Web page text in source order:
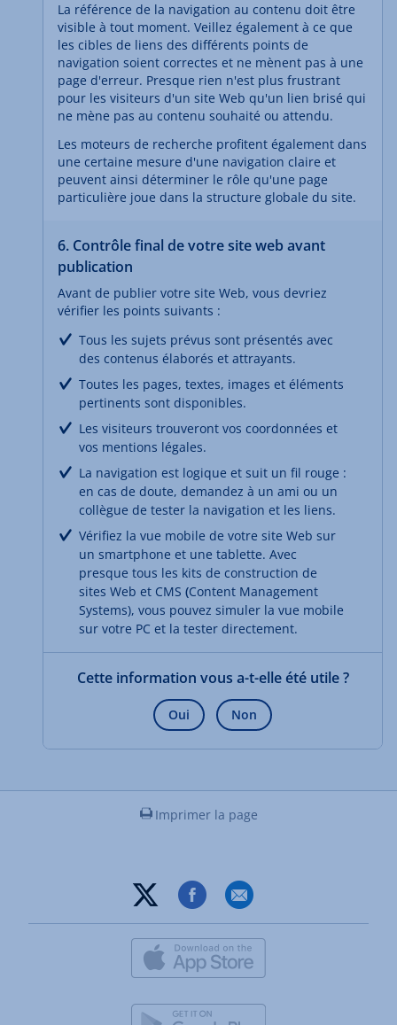
La référence de la navigation au contenu doit être
visible à tout moment. Veillez également à ce que
les cibles de liens des différents points de
navigation soient correctes et ne mènent pas à une
page d'erreur. Presque rien n'est plus frustrant
pour les visiteurs d'un site Web qu'un lien brisé qui
ne mène pas au contenu souhaité ou attendu.
Les moteurs de recherche profitent également dans
une certaine mesure d'une navigation claire et
peuvent ainsi déterminer le rôle qu'une page
particulière joue dans la structure globale du site.
6. Contrôle final de votre site web avant
publication
Avant de publier votre site Web, vous devriez
vérifier les points suivants :
Tous les sujets prévus sont présentés avec
des contenus élaborés et attrayants.
Toutes les pages, textes, images et éléments
pertinents sont disponibles.
Les visiteurs trouveront vos coordonnées et
vos mentions légales.
La navigation est logique et suit un fil rouge :
en cas de doute, demandez à un ami ou un
collègue de tester la navigation et les liens.
Vérifiez la vue mobile de votre site Web sur
un smartphone et une tablette. Avec
presque tous les kits de construction de
sites Web et CMS (Content Management
Systems), vous pouvez simuler la vue mobile
sur votre PC et la tester directement.
Cette information vous a-t-elle été utile ?
Oui Non
Imprimer la page